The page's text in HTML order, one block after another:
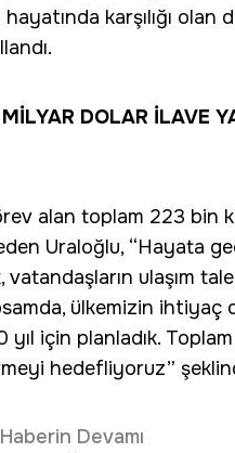
hayatında karşılığı
DOLAR İLAVE
alan toplam 223 bin
Uraloğlu, “Hayata
ulaşım
ülkemizin ihtiyaç
yıl için planladık.
hedefliyoruz”
Haberin Devamı